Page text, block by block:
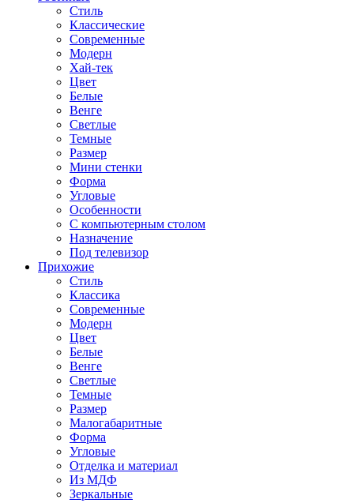
Стиль
Классические
Современные
Модерн
Хай-тек
Цвет
Белые
Венге
Светлые
Темные
Размер
Мини стенки
Форма
Угловые
Особенности
С компьютерным столом
Назначение
Под телевизор
Прихожие
Стиль
Классика
Современные
Модерн
Цвет
Белые
Венге
Светлые
Темные
Размер
Малогабаритные
Форма
Угловые
Отделка и материал
Из МДФ
Зеркальные